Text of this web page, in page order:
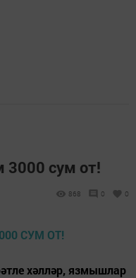
3000 сум от!
868 0 0
хәлләр, язмышлар